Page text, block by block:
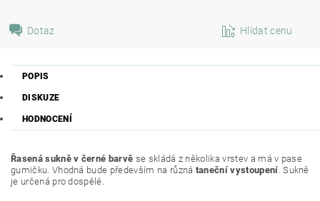
Dotaz Hlídat cenu
POPIS
DISKUZE
HODNOCENÍ
Řasená sukně v černé barvě se skládá z několika vrstev a má v pase
gumičku. Vhodná bude především na různá taneční vystoupení. Sukně
je určená pro dospělé.